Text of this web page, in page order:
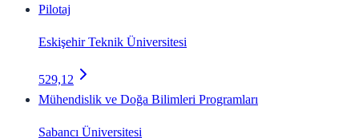
Pilotaj
Eskişehir Teknik Üniversitesi
529,12
Mühendislik ve Doğa Bilimleri Programları
Sabancı Üniversitesi